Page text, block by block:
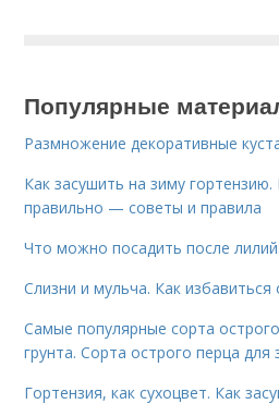
Популярные
Размножение декоративные
Как засушить на зиму
правильно — советы и правила
Что можно посадить после лилий.
Слизни и мульча. Как избавиться
Самые популярные сорта
грунта. Сорта острого перца для
Гортензия, как сухоцвет. Как